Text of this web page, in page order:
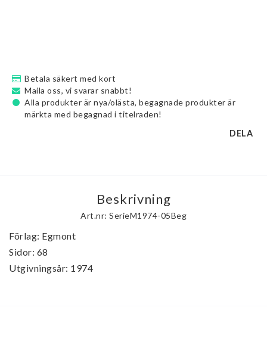
Betala säkert med kort
Maila oss, vi svarar snabbt!
Alla produkter är nya/olästa, begagnade produkter är
märkta med begagnad i titelraden!
DELA
Beskrivning
Art.nr: SerieM1974-05Beg
Förlag: Egmont
Sidor: 68
Utgivningsår: 1974